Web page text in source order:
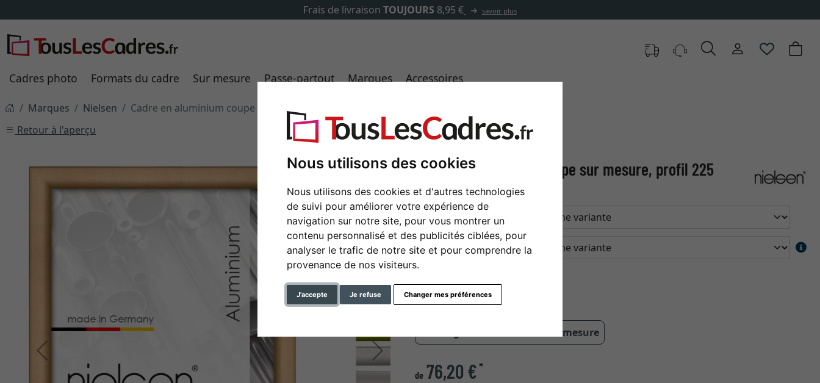
Nous utilisons des cookies
Nous utilisons des cookies et d'autres technologies
de suivi pour améliorer votre expérience de
navigation sur notre site, pour vous montrer un
contenu personnalisé et des publicités ciblées, pour
analyser le trafic de notre site et pour comprendre la
provenance de nos visiteurs.
J'accepte Je refuse Changer mes préférences
✓500 000 articles au choix
Cadres photo Formats du cadre Sur mesure Passe-partout Marques Accessoires
Marques Nielsen
Cadre en aluminium coupe sur mesure, profil 225
Retour à l'aperçu
Retour Continuer
Cadre en aluminium coupe sur mesure, profil 225
couleur
type de verre
» changer vers les cadres sur mesure
de 76,20 €*